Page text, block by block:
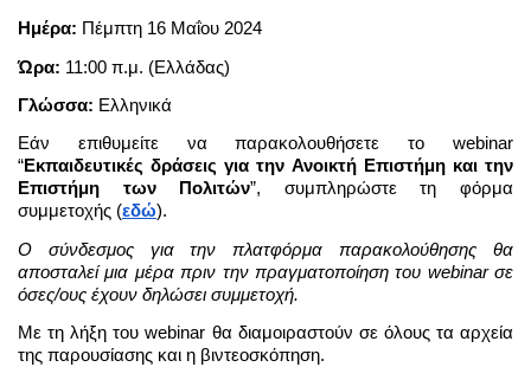
Ημέρα: Πέμπτη 16 Μαΐου 2024
Ώρα: 11:00 π.μ. (Ελλάδας)
Γλώσσα: Ελληνικά
Εάν επιθυμείτε να παρακολουθήσετε το webinar
“Εκπαιδευτικές δράσεις για την Ανοικτή Επιστήμη και την
Επιστήμη των Πολιτών”, συμπληρώστε τη φόρμα
συμμετοχής (εδώ).
Ο σύνδεσμος για την πλατφόρμα παρακολούθησης θα
αποσταλεί μια μέρα πριν την πραγματοποίηση του webinar σε
όσες/ους έχουν δηλώσει συμμετοχή.
Mε τη λήξη του webinar θα διαμοιραστούν σε όλους τα αρχεία
της παρουσίασης και η βιντεοσκόπηση.